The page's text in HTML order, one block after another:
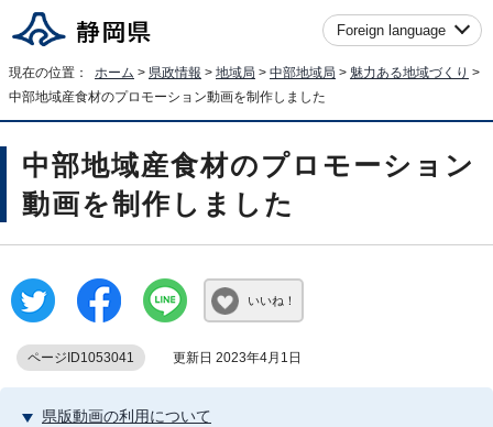
Foreign language
現在の位置： ホーム > 県政情報 > 地域局 > 中部地域局 > 魅力ある地域づくり >
中部地域産食材のプロモーション動画を制作しました
中部地域産食材のプロモーション
動画を制作しました
いいね！
ページID1053041 更新日 2023年4月1日
県版動画の利用について